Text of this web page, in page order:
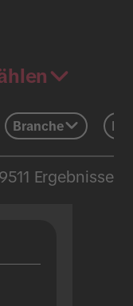
Branche
Ergebnisse